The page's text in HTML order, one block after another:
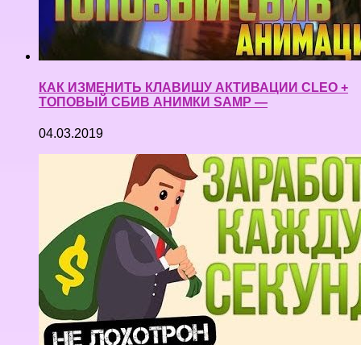
КАК ИЗМЕНИТЬ КЛАВИШУ АКТИВАЦИИ CLEO +
ТОПОВЫЙ СБИВ АНИМКИ SAMP —
04.03.2019